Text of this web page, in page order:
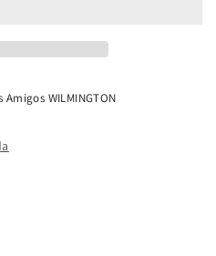
Amigos WILMINGTON